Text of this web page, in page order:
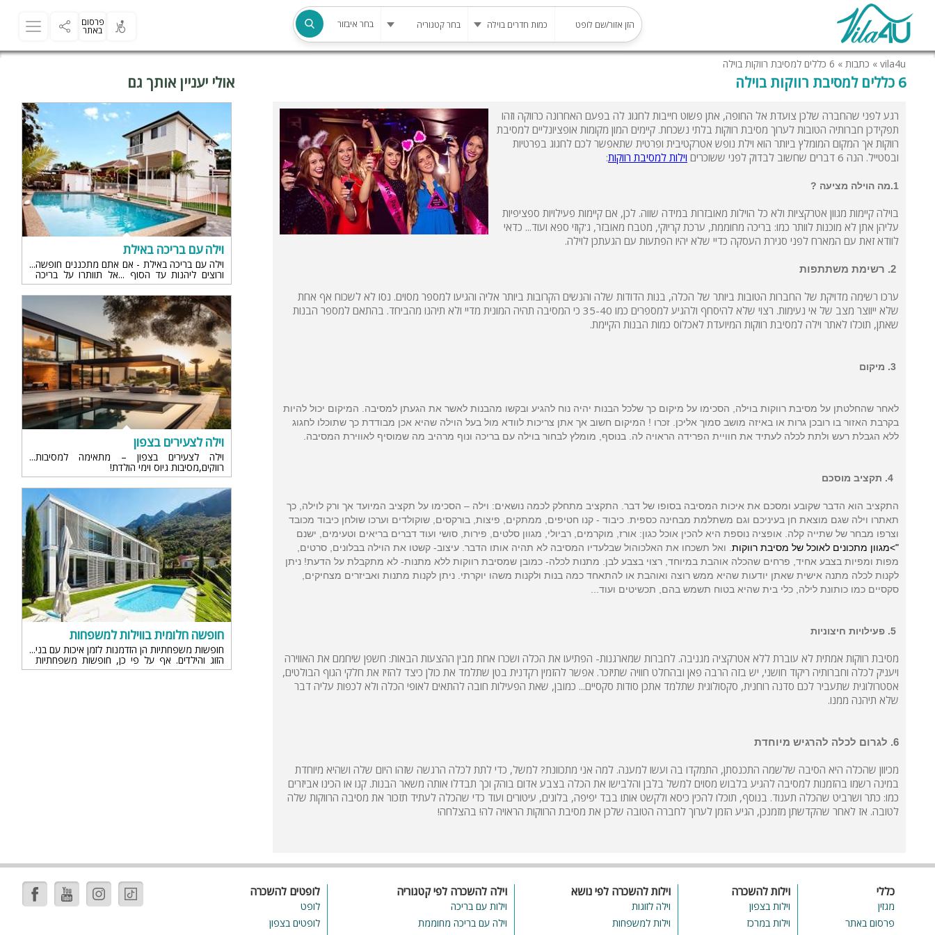
פרסום
באתר
בחר איבזור
בריכה
בריכה מחוממת
פינת מנגל
להשכרה
סאונה
קריוקי
שולחן סנוקר
פלייסטיישן
מקרן
מסך lcd
מרפסת
מטבח
פינת אוכל
בזול
בתי נופש
vila4u
» כתבות » 6 כללים למסיבת רווקות בוילה
6 כללים למסיבת רווקות בוילה
רגע לפני שהחברה שלכן צועדת אל החופה, אתן פשוט חייבות לחגוג לה בפעם האחרונה כרווקה וזהו
תפקידכן חברותיה הטובות לערוך מסיבת רווקות בלתי נשכחת. קיימים המון מקומות אופציונליים למסיבת
רווקות אך המקום המומלץ ביותר הוא וילת נופש אטרקטיבית ופרטית שתאפשר לכם לחגוג בפרטיות
ובסטייל. הנה 6 דברים שחשוב לבדוק לפני ששוכרים
וילות למסיבת רווקות:
1.מה הוילה מציעה ?
בוילה קיימות מגוון אטרקציות ולא כל הוילות מאובזרות במידה שווה. לכן, אם קיימות פעילויות ספציפיות
עליהן אתן לא מוכנות לוותר כמו: בריכה מחוממת, ערכת קריוקי, מטבח מאובזר, ג'קוזי ספא ועוד... כדאי
לוודא זאת עם המארח לפני סגירת העסקה כדיי שלא יהיו הפתעות עם הגעתכן לוילה.
2. רשימת משתתפות
ערכו רשימה מדויקת של החברות הטובות ביותר של הכלה, בנות הדודות שלה והנשים הקרובות ביותר אליה והגיעו למספר מסוים. נסו לא לשכוח אף אחת
שלא ייווצר מצב של אי נעימות. רצוי שלא להיסחף ולהגיע למספרים כמו 35-40 כי המסיבה תהיה המונית מדיי ולא תיהנו מהביחד. בהתאם למספר הבנות
שאתן, תוכלו לאתר וילה למסיבת רווקות המיועדת לאכלוס כמות הבנות הקיימת.
3. מיקום
לאחר שהחלטתן על מסיבת רווקות בוילה, הסכימו על מיקום כך שלכל הבנות יהיה נוח להגיע ובקשו מהבנות לאשר את הגעתן למסיבה. המיקום יכול להיות
בקרבת האזור בו רובכן גרות או באיזה מושב סמוך אליכן. זכרו ! המיקום חשוב אך אתן צריכות לוודא מול בעל הוילה שהיא אכן מבודדת כך שתוכלו לחגוג
ללא הגבלת רעש ולתת לכלה לעתיד את חוויית הפרידה הראויה לה. בנוסף, מומלץ לבחור בוילה עם בריכה ונוף מרהיב מה שמוסיף לאווירת המסיבה.
4. תקציב מוסכם
התקציב הוא הדבר שקובע ומסכם את איכות המסיבה בסופו של דבר. התקציב מתחלק לכמה נושאים: וילה – הסכימו על תקציב המיועד אך ורק לוילה, כך
תאתרו וילה שגם מוצאת חן בעיניכם וגם משתלמת מבחינה כספית. כיבוד - קנו חטיפים, ממתקים, פיצות, בורקסים, שוקולדים וערכו שולחן כיבוד מכובד
וצרפו מבחר של שתייה קלה. אופציה נוספת היא להכין אוכל כגון: אורז, מוקרמים, רביולי, מגוון סלטים, פירות, סושי ועוד דברים בריאים וטעימים, ישנם
">מגוון מתכונים לאוכל של מסיבת רווקות . ואל תשכחו את האלכוהול שבלעדיו המסיבה לא תהיה אותו הדבר. עיצוב- קשטו את הוילה בבלונים, סרטים,
מפות ומפיות בצבע אחיד, פרחים שהכלה אוהבת במיוחד, רצוי בצבע לבן. מתנות לכלה- כמובן שמסיבת רווקות ללא מתנות- לא מתקבלת על הדעת! ניתן
לקנות לכלה מתנה אישית שאתן יודעות שהיא ממש רוצה ואוהבת או להתאחד כמה בנות ולקנות משהו יוקרתי. ניתן לקנות מתנות ואביזרים מצחיקים,
סקסיים כמו כותונת לילה, כלי בית שהיא בטוח תשמש בהם, תכשיטים ועוד...
5. פעילויות חיצוניות
מסיבת רווקות אמתית לא עוברת ללא אטרקציה מגניבה. לחברות שמארגנות- הפתיעו את הכלה ושכרו אחת מבין ההצעות הבאות: חשפן שיחמם את האווירה
ויעניק לכלה וחברותיה ריקוד חושני, יש בזה הרבה פאן ובהחלט חוויה שתיזכר. אפשר להזמין רקדנית בטן שתלמד את כולן כיצד להזיז את חלקי הגוף הבולטים,
אסטרולוגית שתעביר לכם סדנה רוחנית, סקסולוגית שתלמד אתכן סודות סקסיים... כמובן, שאת הפעילות חובה להתאים לאופי הכלה ולא לכפות עליה דבר
שלא תיהנה ממנו.
6. לגרום לכלה להרגיש מיוחדת
מכיוון שהכלה היא הסיבה שלשמה התכנסתן, התמקדו בה ועשו למענה. למה אני מתכוונת? למשל, כדי לתת לכלה הרגשה שזהו היום שלה ושהיא מיוחדת
במינה רשמו בהזמנות למסיבה להגיע בלבוש מסוים למשל בלבן והלבישו את הכלה בצבע אדום בוהק וכך תבדלו אותה משאר הבנות. קנו או הכינו אביזרים
כמו: כתר ושרביט שהכלה תענוד. בנוסף, תוכלו להכין כיסא ולקשט אותו בבד יפיפה, בלונים, עיטורים ועוד כדי שהכלה לעתיד תזכור את מסיבה הרווקות שלה
לטובה. אז לאחר שהקדשתן מזמנכן, הגיע הזמן לערוך לחברה הטובה שלכן את מסיבת הרווקות הראויה לה! בהצלחה!
אולי יעניין אותך גם
וילה עם בריכה באילת
וילה עם בריכה באילת - אם אתם מתכננים חופשה
ורוצים ליהנות עד הסוף ...אל תוותרו על בריכה
בוילה וגם לא על העיר אילת - כאן תגלו עולם
וילה לצעירים בצפון
וילה לצעירים בצפון – מתאימה למסיבות
רווקים,מסיבות גיוס וימי הולדת!
חופשה חלומית בווילות למשפחות
חופשות משפחתיות הן הזדמנות לזמן איכות עם בני
הזוג והילדים. אף על פי כן, חופשות משפחתיות
רבות הופכות לסיוט בשל המחירים הגבוהים, הרעש
כללי
מגזין
פרסום באתר
וילות להשכרה
וילות בצפון
וילות במרכז
וילות להשכרה לפי נושא
וילה לזוגות
וילות למשפחות
וילה להשכרה לפי קטגוריה
וילות עם בריכה
וילה עם בריכה מחוממת
לופטים להשכרה
לופט
לופטים בצפון